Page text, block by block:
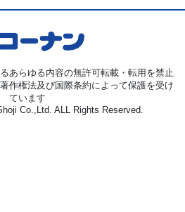
あらゆる内容の無許可転載・転用を禁止
作権法及び国際条約によって保護を受け
ています
Co.,Ltd. ALL Rights Reserved.